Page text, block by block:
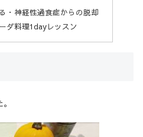
・神経性過食症からの脱却
ダ料理1dayレッスン